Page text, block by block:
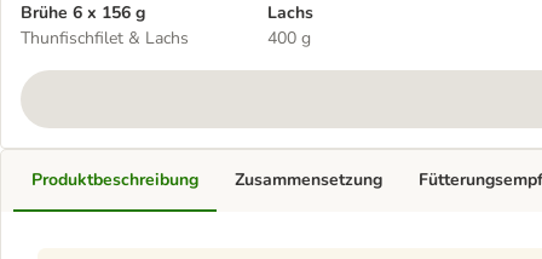
Brühe 6 x 156 g
Thunfischfilet & Lachs
Lachs
400 g
Produktbeschreibung Zusammensetzung